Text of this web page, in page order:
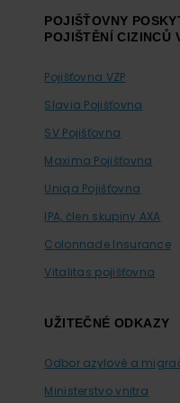
POJIŠŤOVNY
POJIŠTĚNÍ CIZINCŮ
Pojišťovna VZP
Slavia Pojišťovna
SV Pojišťovna
Maxima Pojišťovna
Uniqa Pojišťovna
IPA, člen skupiny AXA
Colonnade Insurance
Vitalitas pojišťovna
UŽITEČNÉ ODKAZY
Odbor azylové a
Ministerstvo vnitra